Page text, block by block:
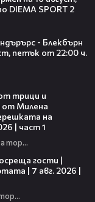
DIEMA SPORT 2
- Блекбърн
петък от 22:00 ч.
трици и
от Милена
на
| част 1
Черешката на тортата
гости |
| 7 авг. 2026 |
Черешката на тортата